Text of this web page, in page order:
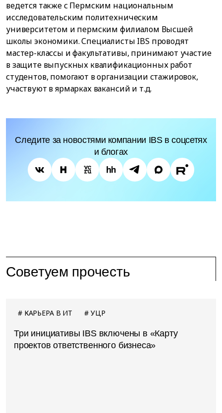
ведется также с Пермским национальным
исследовательским политехническим
университетом и пермским филиалом Высшей
школы экономики. Специалисты IBS проводят
мастер-классы и факультативы, принимают участие
в защите выпускных квалификационных работ
студентов, помогают в организации стажировок,
участвуют в ярмарках вакансий и т.д.
Следите за новостями компании IBS в соцсетях
и блогах
Советуем прочесть
КАРЬЕРА В ИТ УЦР
Три инициативы IBS включены в «Карту
проектов ответственного бизнеса»